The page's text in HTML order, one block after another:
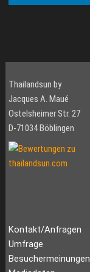
Thailandsun by
Jacques A. Maué
Ostelsheimer Str. 27
D-71034 Böblingen
Kontakt/Anfragen
Umfrage
Besuchermeinungen